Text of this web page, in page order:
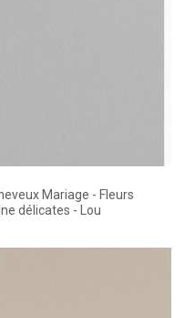
Mariage - Fleurs
délicates - Lou